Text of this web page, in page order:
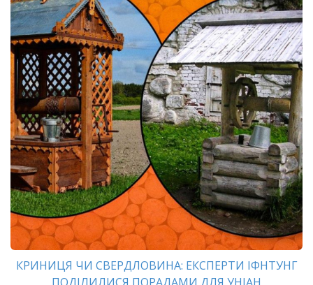
КРИНИЦЯ ЧИ СВЕРДЛОВИНА: ЕКСПЕРТИ ІФНТУНГ